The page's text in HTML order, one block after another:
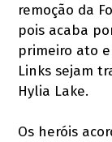
remoção da
pois acaba
primeiro ato
Links sejam
Hylia Lake.
Os heróis